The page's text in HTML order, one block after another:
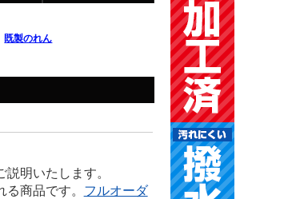
既製のれん
明いたします。
商品です。 フルオーダ